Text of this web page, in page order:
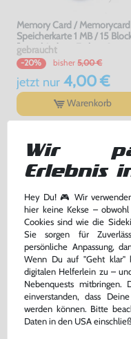
Memory Card /
Speicherkarte 1 MB / 15
[verschiedene Farben &
Hersteller]
gebraucht
-20% bisher 5,00 €
jetzt nur4,00 €
Warenkorb
Tomb Raider III
DE Version, nur CD,
-10% bisher 7,99 €
jetzt nur7,19 €
Wir
Erlebnis
Hey Du! 🎮 Wir
hier keine Kekse –
Cookies sind wie die
Sie sorgen für
persönliche Anpassung,
Wenn Du auf "Geht klar"
digitalen Helferlein zu –
Nebenquests mitbringen.
einverstanden, dass
werden können. Bitte
Daten in den USA